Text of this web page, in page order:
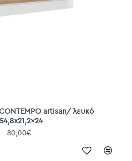
CONTEMPO artisan/ λευκό
80,00€